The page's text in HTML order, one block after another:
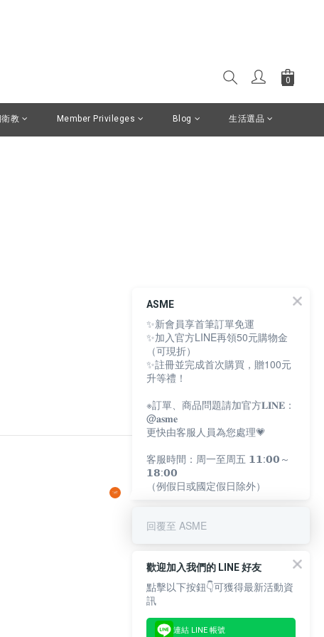
教 Member Privileges Blog 生活選品
ASME
✨新會員享首筆訂單免運
✨加入官方LINE再領50元購物金
（可現折）
✨註冊並完成首次購買，贈100元
升等禮！
※訂單、商品問題請加官方𝐋𝐈𝐍𝐄：
@𝐚𝐬𝐦𝐞
更快由客服人員為您處理💗
客服時間：周一至周五 𝟭𝟭:𝟬𝟬～
𝟭𝟴:𝟬𝟬
（例假日或國定假日除外）
回覆至 ASME
歡迎加入我們的 LINE 好友
點擊以下按鈕👇可獲得最新活動資
訊
連結 LINE 帳號